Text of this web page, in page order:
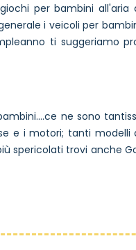
per bambini
i veicoli per
ti suggeriamo
ne sono
e i motori; tanti
spericolati trovi anche